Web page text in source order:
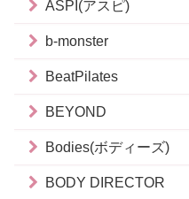
ASPI(アスピ)
b-monster
BeatPilates
BEYOND
Bodies(ボディーズ)
BODY DIRECTOR